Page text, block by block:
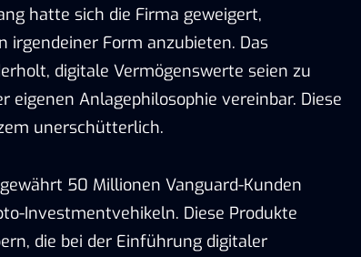
hatte sich die Firma geweigert,
irgendeiner Form anzubieten. Das
digitale Vermögenswerte seien zu
Anlagephilosophie vereinbar. Diese
unerschütterlich.
50 Millionen Vanguard-Kunden
Investmentvehikeln. Diese Produkte
die bei der Einführung digitaler